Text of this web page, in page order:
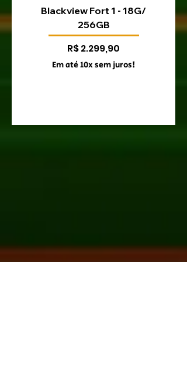
Blackview Fort 1 - 18G/
256GB
Preço
R$ 2.299,90
Em até 10x sem juros!